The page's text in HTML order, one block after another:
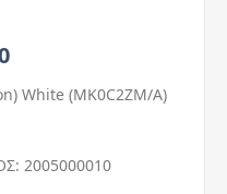
White (MK0C2ZM/A)
2005000010